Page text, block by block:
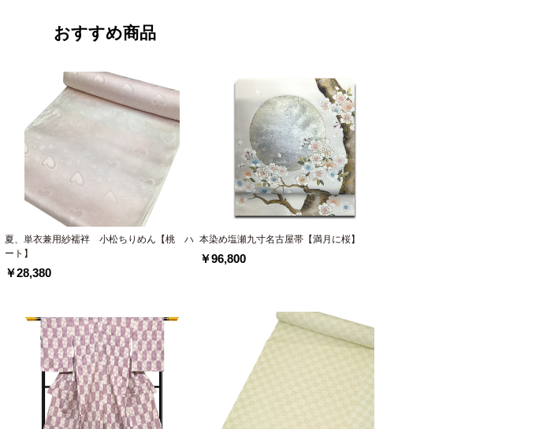
おすすめ商品
夏、単衣兼用紗襦袢 小松ちりめん【桃 ハ
ート】
￥28,380
本染め塩瀬九寸名古屋帯【満月に桜】
￥96,800